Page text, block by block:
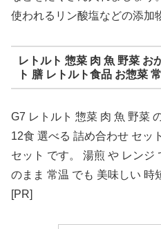
使われるリン酸塩などの添加
レトルト 惣菜 肉 魚 野菜 お
ト 膳 レトルト食品 お惣菜
G7 レトルト 惣菜 肉 魚 野菜
12食 選べる 詰め合わせ セッ
セット です。 湯煎 や レンジ
のまま 常温 でも 美味しい 時
[PR]